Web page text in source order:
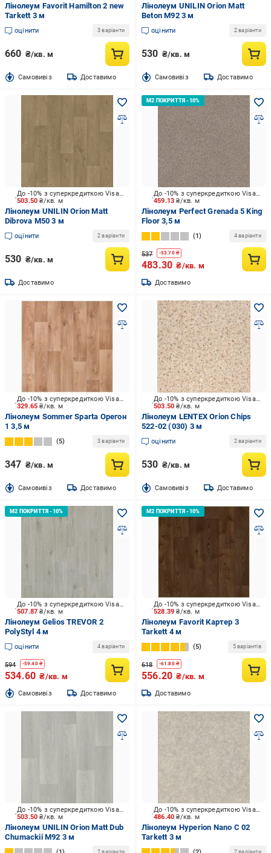
Лінолеум Favorit Hamilton 2 new
Tarkett 3 м
оцінити 3 варіанти
660 ₴/кв. м
Cамовивіз Доставимо
Лінолеум UNILIN Orion Matt
Beton M92 3 м
оцінити 2 варіанти
530 ₴/кв. м
Cамовивіз Доставимо
503.50₴/кв. м
До -10% з суперкредиткою Visa Вигода
Лінолеум UNILIN Orion Matt
Dibrova M50 3 м
оцінити 2 варіанти
530 ₴/кв. м
Доставимо
459.13₴/кв. м
До -10% з суперкредиткою Visa Вигода
Лінолеум Perfect Grenada 5 King
Floor 3,5 м
1 4 варіанти
537 -53.70₴
483.30 ₴/кв. м
Доставимо
329.65₴/кв. м
До -10% з суперкредиткою Visa Вигода
Лінолеум Sommer Sparta Орегон
1 3,5 м
5 3 варіанти
347 ₴/кв. м
Cамовивіз Доставимо
503.50₴/кв. м
До -10% з суперкредиткою Visa Вигода
Лінолеум LENTEX Orion Chips
522-02 (030) 3 м
оцінити 2 варіанти
530 ₴/кв. м
Cамовивіз Доставимо
507.87₴/кв. м
До -10% з суперкредиткою Visa Вигода
Лінолеум Gelios TREVOR 2
PolyStyl 4 м
оцінити 4 варіанти
594 -59.40₴
534.60 ₴/кв. м
Cамовивіз Доставимо
528.39₴/кв. м
До -10% з суперкредиткою Visa Вигода
Лінолеум Favorit Картер 3
Tarkett 4 м
5 5 варіантів
618 -61.80₴
556.20 ₴/кв. м
Доставимо
503.50₴/кв. м
До -10% з суперкредиткою Visa Вигода
Лінолеум UNILIN Orion Matt Dub
Chumackii M92 3 м
2 варіанти
486.40₴/кв. м
До -10% з суперкредиткою Visa Вигода
Лінолеум Hyperion Nano C 02
Tarkett 3 м
2 варіанти